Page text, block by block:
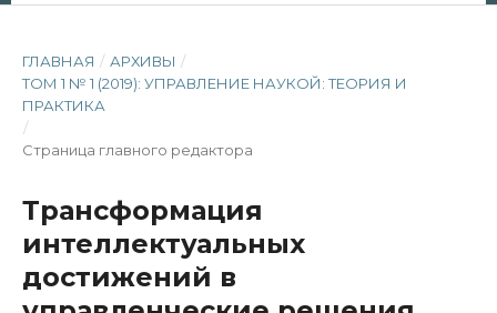
ГЛАВНАЯ / АРХИВЫ /
ТОМ 1 № 1 (2019): УПРАВЛЕНИЕ НАУКОЙ: ТЕОРИЯ И
ПРАКТИКА
/
Страница главного редактора
Трансформация
интеллектуальных
достижений в